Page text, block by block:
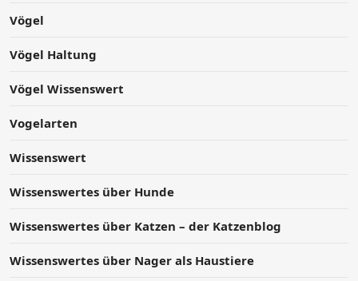
Vögel
Vögel Haltung
Vögel Wissenswert
Vogelarten
Wissenswert
Wissenswertes über Hunde
Wissenswertes über Katzen – der Katzenblog
Wissenswertes über Nager als Haustiere